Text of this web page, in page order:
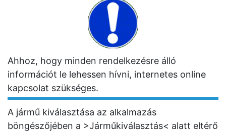
Ahhoz, hogy minden rendelkezésre álló
információt le lehessen hívni, internetes online
kapcsolat szükséges.
A jármű kiválasztása az alkalmazás
böngészőjében a >Járműkiválasztás< alatt eltérő